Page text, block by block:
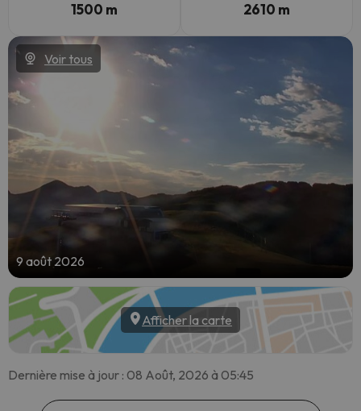
1500 m 2610 m
Voir tous
9 août 2026
Afficher la carte
Dernière mise à jour : 08 Août, 2026 à 05:45